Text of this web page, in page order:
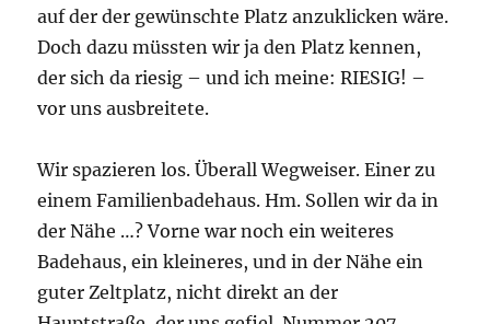
auf der der gewünschte Platz anzuklicken wäre.
Doch dazu müssten wir ja den Platz kennen,
der sich da riesig – und ich meine: RIESIG! –
vor uns ausbreitete.
Wir spazieren los. Überall Wegweiser. Einer zu
einem Familienbadehaus. Hm. Sollen wir da in
der Nähe …? Vorne war noch ein weiteres
Badehaus, ein kleineres, und in der Nähe ein
guter Zeltplatz, nicht direkt an der